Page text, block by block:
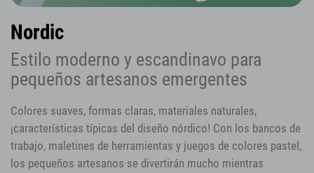
Nordic
Estilo moderno y escandinavo para
pequeños artesanos emergentes
Colores suaves, formas claras, materiales naturales,
¡características típicas del diseño nórdico! Con los bancos de
trabajo, maletines de herramientas y juegos de colores pastel,
los pequeños artesanos se divertirán mucho mientras